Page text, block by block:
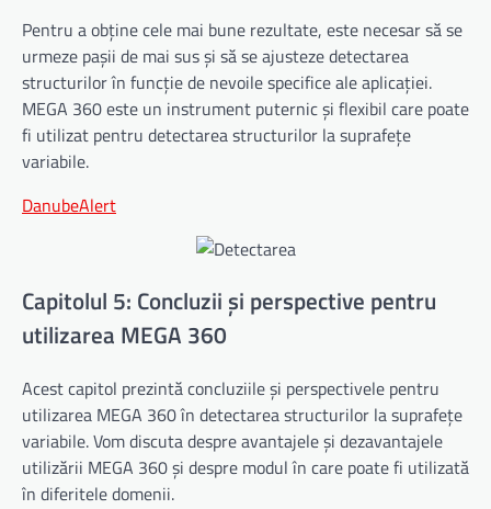
Pentru a obține cele mai bune rezultate, este necesar să se
urmeze pașii de mai sus și să se ajusteze detectarea
structurilor în funcție de nevoile specifice ale aplicației.
MEGA 360 este un instrument puternic și flexibil care poate
fi utilizat pentru detectarea structurilor la suprafețe
variabile.
DanubeAlert
Capitolul 5: Concluzii și perspective pentru
utilizarea MEGA 360
Acest capitol prezintă concluziile și perspectivele pentru
utilizarea MEGA 360 în detectarea structurilor la suprafețe
variabile. Vom discuta despre avantajele și dezavantajele
utilizării MEGA 360 și despre modul în care poate fi utilizată
în diferitele domenii.